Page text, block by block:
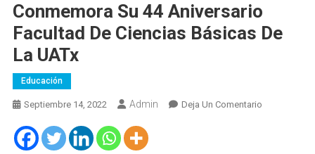
Conmemora Su 44 Aniversario
Facultad De Ciencias Básicas De
La UATx
Educación
Septiembre 14, 2022 Admin Deja Un ComentarioEn